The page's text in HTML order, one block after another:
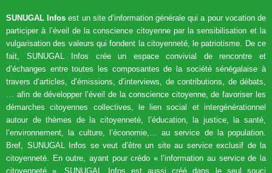
SUNUGAL Infos est un site d’information générale qui a pour vocation de
participer à l’éveil de la conscience citoyenne par la sensibilisation et la
vulgarisation des valeurs qui fondent la citoyenneté, le patriotisme. De ce
fait, SUNUGAL Infos crée un espace convivial de rencontre et
d’échanges entre toutes les composantes de la société sénégalaise à
travers d’articles, d’émissions, d’interviews, de contributions, de débats,
… afin de développer l’éveil de la conscience citoyenne, de favoriser les
démarches citoyennes collectives, le lien social et intergénérationnel
autour de thèmes de la citoyenneté, l’éducation, la justice, la santé,
l’environnement, la culture, l’économie,… au service de la population.
Bref, SUNUGAL Infos se veut d’être un site au service exclusif de la
citoyenneté. En outre, ayant pour crédo « l’information au service de la
citoyenneté », SUNUGAL Infos est aussi créé dans le seul souci